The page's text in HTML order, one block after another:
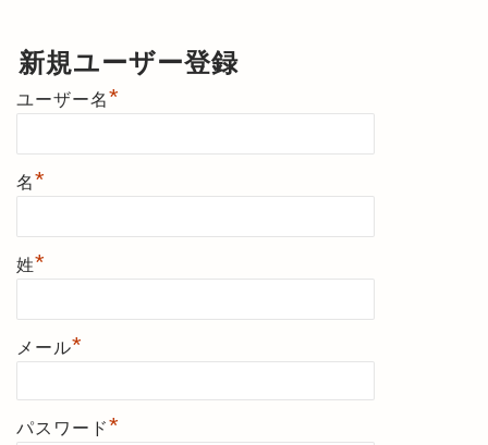
新規ユーザー登録
ユーザー名*
名*
姓*
メール*
パスワード*